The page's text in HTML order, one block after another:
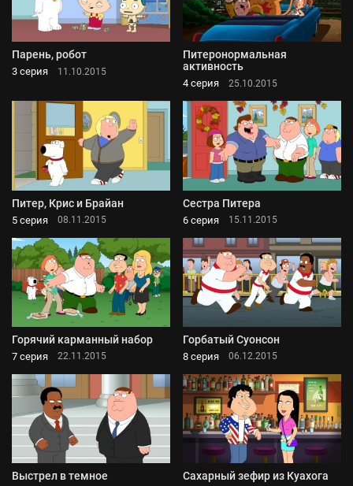
Парень, робот
3 серия 11.10.2015
Питеронормальная
активность
4 серия 25.10.2015
Питер, Крис и Брайан
5 серия 08.11.2015
Сестра Питера
6 серия 15.11.2015
Горячий карманный набор
7 серия 22.11.2015
Горбатый Суонсон
8 серия 06.12.2015
Выстрел в темное Сахарный зефир из Куахога